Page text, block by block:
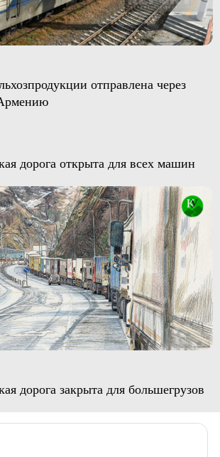
отправлена через
дорога открыта для всех машин
дорога закрыта для большегрузов